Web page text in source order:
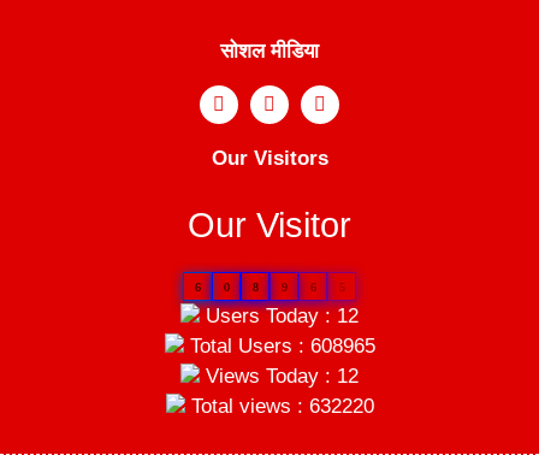
सोशल मीडिया
Our Visitors
Our Visitor
6 0 8 9 6 5
Users Today : 12
Total Users : 608965
Views Today : 12
Total views : 632220